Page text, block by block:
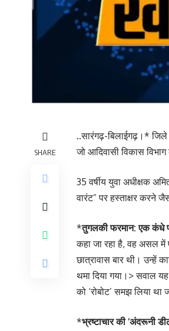
SHARE
..सारंगढ़-बिलाईगढ़।* जिले
जो आदिवासी विकास
35 वर्षीय युवा अधीक्षक
वारंट” पर हस्ताक्षर करने
*तुगलकी फरमान: एक कंधे
कहा जा रहा है, वह असल में
छात्रावास बार थी। उन्हें
थमा दिया गया।> सवाल
को ‘रोबोट’ समझ लिया
*भ्रष्टाचार की ‘अंदरूनी